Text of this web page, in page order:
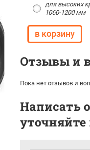
для высоких
1060-1200 мм
Отзывы и
Пока нет отзывов и
Написать
уточняйте